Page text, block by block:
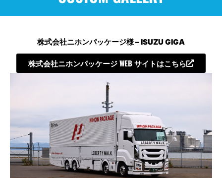
株式会社ニホンパッケージ様 – ISUZU GIGA
株式会社ニホンパッケージ WEB サイトはこちら